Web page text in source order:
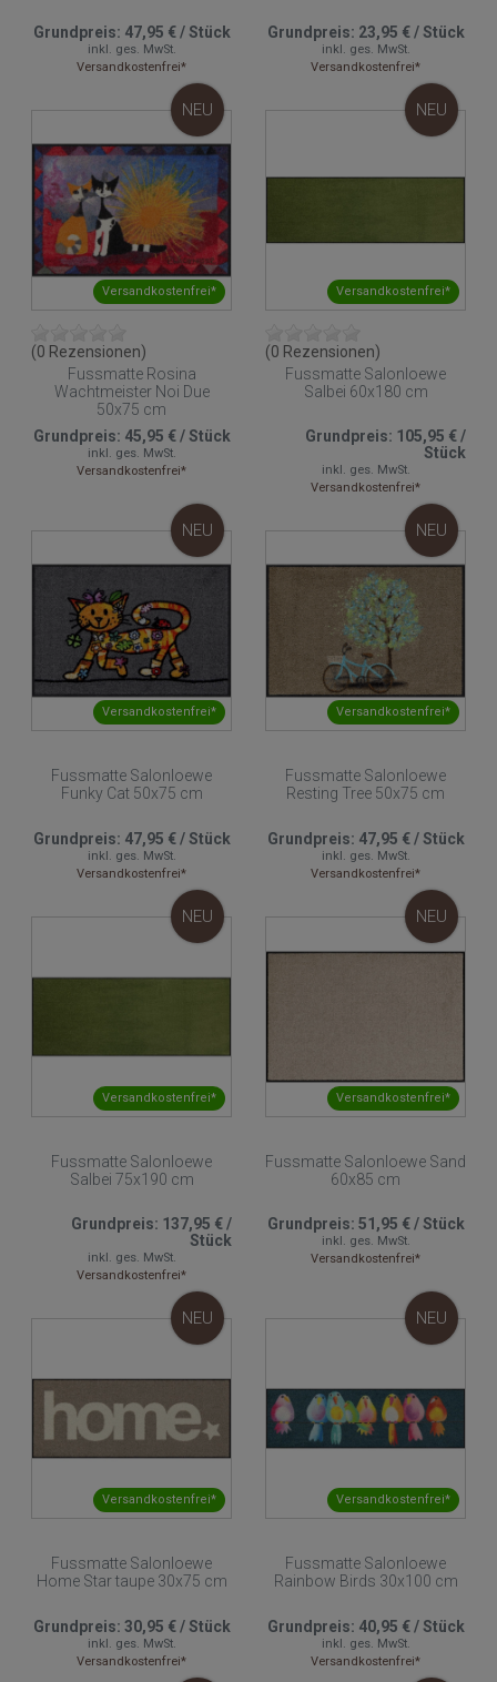
Grundpreis: 47,95 €/Stück
inkl. ges. MwSt.
Versandkostenfrei*
Grundpreis: 23,95 €/Stück
inkl. ges. MwSt.
Versandkostenfrei*
Versandkostenfrei*
NEU
(0 Rezensionen)
Fussmatte Rosina
Wachtmeister Noi Due
50x75 cm
Grundpreis: 45,95 €/Stück
inkl. ges. MwSt.
Versandkostenfrei*
Versandkostenfrei*
NEU
(0 Rezensionen)
Fussmatte Salonloewe
Salbei 60x180 cm
Grundpreis: 105,95 €/
Stück
inkl. ges. MwSt.
Versandkostenfrei*
Versandkostenfrei*
NEU
Fussmatte Salonloewe
Funky Cat 50x75 cm
Grundpreis: 47,95 €/Stück
inkl. ges. MwSt.
Versandkostenfrei*
Versandkostenfrei*
NEU
Fussmatte Salonloewe
Resting Tree 50x75 cm
Grundpreis: 47,95 €/Stück
inkl. ges. MwSt.
Versandkostenfrei*
Versandkostenfrei*
NEU
Fussmatte Salonloewe
Salbei 75x190 cm
Grundpreis: 137,95 €/
Stück
inkl. ges. MwSt.
Versandkostenfrei*
Versandkostenfrei*
NEU
Fussmatte Salonloewe Sand
60x85 cm
Grundpreis: 51,95 €/Stück
inkl. ges. MwSt.
Versandkostenfrei*
Versandkostenfrei*
NEU
Fussmatte Salonloewe
Home Star taupe 30x75 cm
Grundpreis: 30,95 €/Stück
inkl. ges. MwSt.
Versandkostenfrei*
Versandkostenfrei*
NEU
Fussmatte Salonloewe
Rainbow Birds 30x100 cm
Grundpreis: 40,95 €/Stück
inkl. ges. MwSt.
Versandkostenfrei*